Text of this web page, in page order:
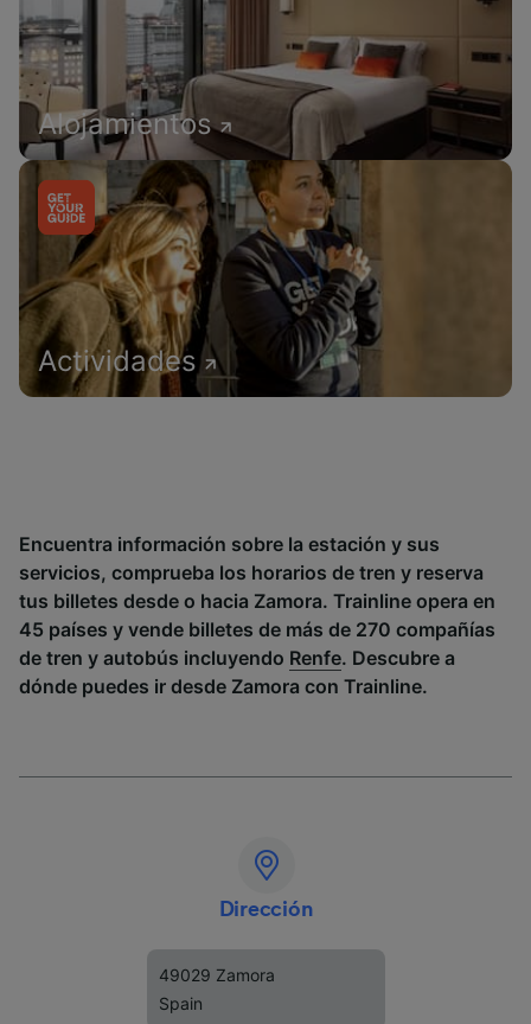
Alojamientos
Actividades
Encuentra información sobre la estación y sus
servicios, comprueba los horarios de tren y reserva
tus billetes desde o hacia Zamora. Trainline opera en
45 países y vende billetes de más de 270 compañías
de tren y autobús incluyendo Renfe. Descubre a
dónde puedes ir desde Zamora con Trainline.
Dirección
49029 Zamora
Spain